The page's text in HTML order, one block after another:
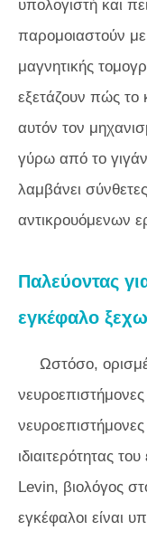
υπολογιστή και
παρομοιαστούν
μαγνητικής
εξετάζουν πώς το
αυτόν τον
γύρω από το
λαμβάνει
αντικρουόμενων
Παλεύοντας
εγκέφαλο
Ωστόσο,
νευροεπιστήμονες
ιδιαιτερότητας
Levin, βιολόγος
εγκέφαλοι είναι